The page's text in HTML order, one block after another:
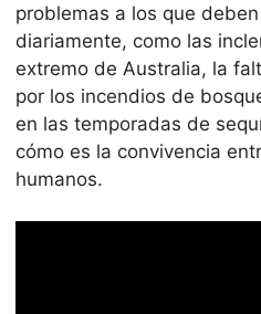
problemas a los que
diariamente, como las
extremo de Australia, la
por los incendios de
en las temporadas de
cómo es la convivencia
humanos.